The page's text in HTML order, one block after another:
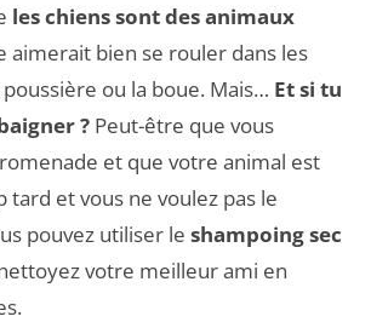
les chiens sont des animaux
aimerait bien se rouler dans les
ou la boue. Mais… Et si tu
? Peut-être que vous
et que votre animal est
tard et vous ne voulez pas le
pouvez utiliser le shampoing sec
votre meilleur ami en